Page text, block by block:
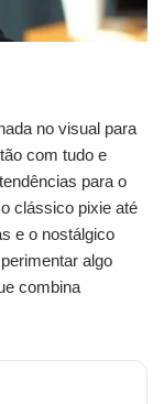
no visual para
com tudo e
para o
clássico pixie até
e o nostálgico
algo
combina